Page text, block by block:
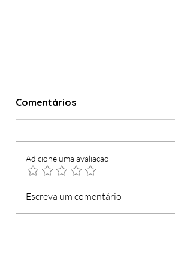
Loja do Cidadão com
serviços mínimos
Comentários
Adicione uma avaliação
Escreva um comentário